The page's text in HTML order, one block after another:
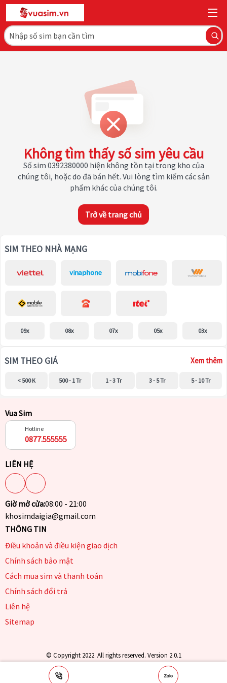
Không tìm thấy số sim yêu cầu
Số sim 0392380000 hiện không tồn tại trong kho của
chúng tôi, hoặc do đã bán hết. Vui lòng tìm kiếm các sản
phẩm khác của chúng tôi.
Trở về trang chủ
SIM THEO NHÀ MẠNG
09x 08x 07x 05x 03x
SIM THEO GIÁ Xem thêm
< 500 K 500 - 1 Tr 1 - 3 Tr 3 - 5 Tr 5 - 10 Tr
Vua Sim
Hotline
0877.555555
LIÊN HỆ
Giờ mở cửa:08:00 - 21:00
khosimdaigia@gmail.com
THÔNG TIN
Điều khoản và điều kiện giao dịch
Chính sách bảo mật
Cách mua sim và thanh toán
Chính sách đổi trả
Liên hệ
Sitemap
© Copyright 2022. All rights reserved. Version 2.0.1